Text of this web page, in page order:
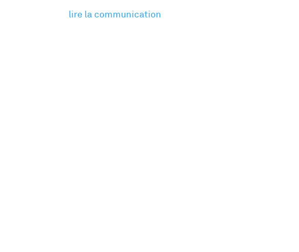
lire la communication